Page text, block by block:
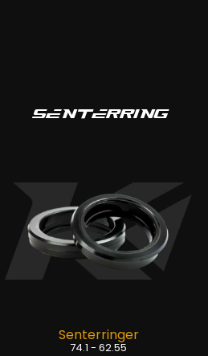
SENTERRING
Senterringer
74.1 - 62.55